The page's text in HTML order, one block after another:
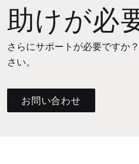
助けが必
さらにサポートが必要ですか
さい。
お問い合わせ